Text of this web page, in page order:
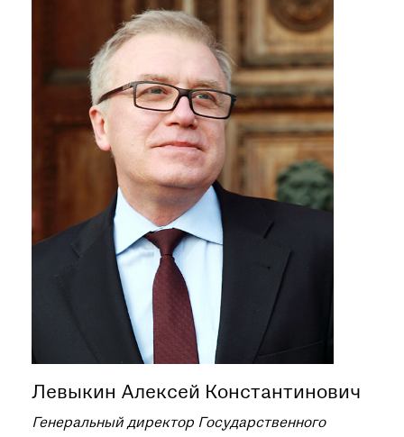
Опрос о качестве работы музея
Просим вас пройти опрос
о качестве работы музея. Ваше
мнение поможет нам стать лучше!
Пройти опрос
Левыкин Алексей Константинович
Генеральный директор Государственного